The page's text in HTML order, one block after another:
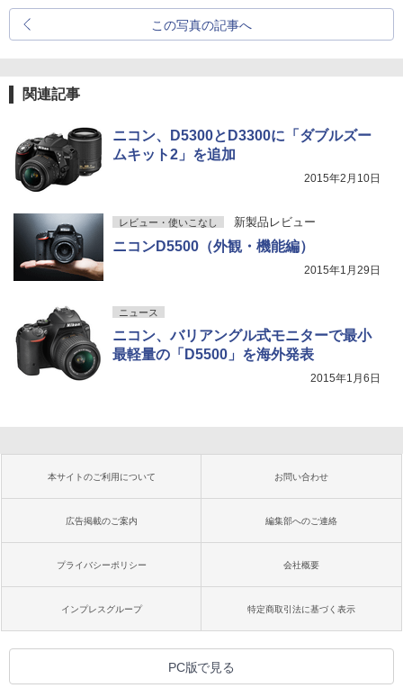
この写真の記事へ
関連記事
ニコン、D5300とD3300に「ダブルズー
ムキット2」を追加
2015年2月10日
レビュー・使いこなし 新製品レビュー
ニコンD5500（外観・機能編）
2015年1月29日
ニュース
ニコン、バリアングル式モニターで最小
最軽量の「D5500」を海外発表
2015年1月6日
本サイトのご利用について お問い合わせ
広告掲載のご案内 編集部へのご連絡
プライバシーポリシー 会社概要
インプレスグループ 特定商取引法に基づく表示
PC版で見る